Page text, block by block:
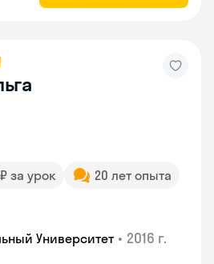
за урок
20 лет опыта
Университет • 2016 г.